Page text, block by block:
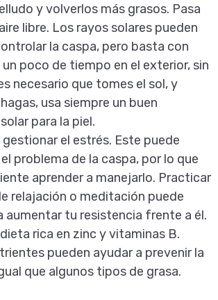
y volverlos más grasos. Pasa
libre. Los rayos solares pueden
la caspa, pero basta con
un poco de tiempo en el exterior, sin
necesario que tomes el sol, y
usa siempre un buen
para la piel.
el estrés. Este puede
problema de la caspa, por lo que
aprender a manejarlo. Practicar
relajación o meditación puede
aumentar tu resistencia frente a él.
rica en zinc y vitaminas B.
pueden ayudar a prevenir la
que algunos tipos de grasa.